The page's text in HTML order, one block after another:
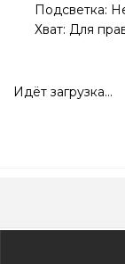
Подсветка:
Хват: Для
Идёт загрузка...
© Все права защищены.